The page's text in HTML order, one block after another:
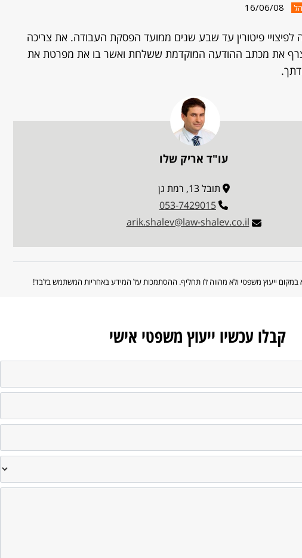
16/06/08
לפיצויי פיטורין עד שבע שנים ממועד הפסקת העבודה. את צריכה
את מכתב ההודעה המוקדמת ששלחת ואשר בו את מפרטת את
עו"ד אריק שלו
תובל 13, רמת גן
053-7429015
arik.shalev@law-shalev.co.il
במקום ייעוץ משפטי ולא מהווה לו תחליף. ההסתמכות על המידע באחריות המשתמש בלבד!
קבלו עכשיו ייעוץ משפטי אישי